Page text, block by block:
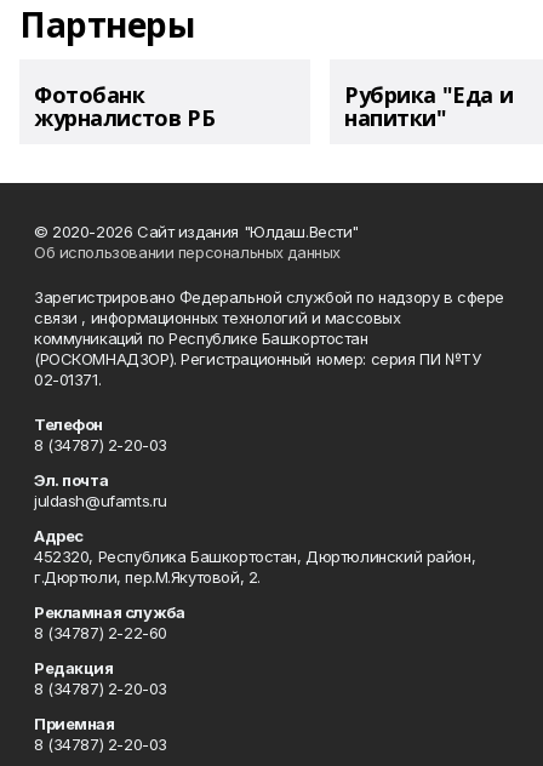
Партнеры
Фотобанк
журналистов РБ
Рубрика "Еда и
напитки"
© 2020-2026 Сайт издания "Юлдаш.Вести"
Об использовании персональных данных
Зарегистрировано Федеральной службой по надзору в сфере
связи , информационных технологий и массовых
коммуникаций по Республике Башкортостан
(РОСКОМНАДЗОР). Регистрационный номер: серия ПИ №ТУ
02-01371.
Телефон
8 (34787) 2-20-03
Эл. почта
juldash@ufamts.ru
Адрес
452320, Республика Башкортостан, Дюртюлинский район,
г.Дюртюли, пер.М.Якутовой, 2.
Рекламная служба
8 (34787) 2-22-60
Редакция
8 (34787) 2-20-03
Приемная
8 (34787) 2-20-03